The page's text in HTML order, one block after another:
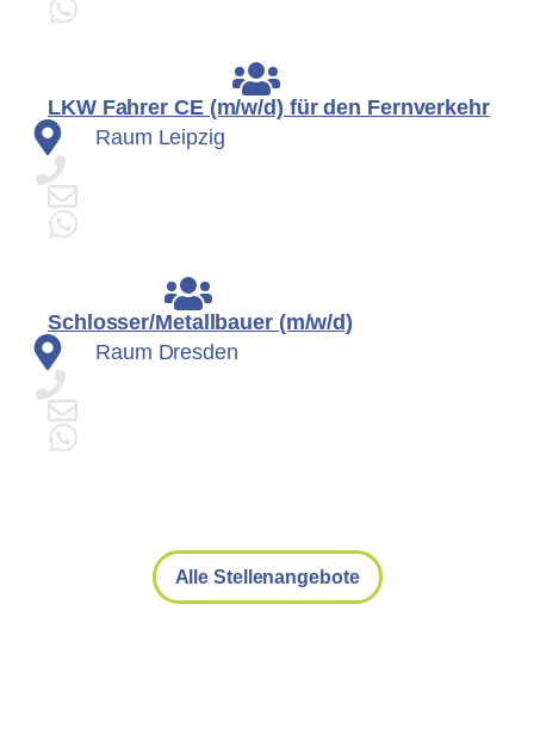
LKW Fahrer CE (m/w/d) für den Fernverkehr
Raum Leipzig
Schlosser/Metallbauer (m/w/d)
Raum Dresden
Alle Stellenangebote